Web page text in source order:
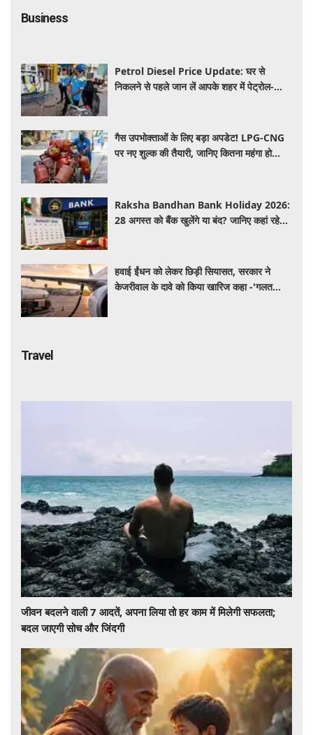
Business
Petrol Diesel Price Update: घर से
निकलने से पहले जान लें आपके शहर में पेट्रोल-
गैस उपभोक्ताओं के लिए बड़ा अपडेट! LPG-CNG
पर नए शुल्क की तैयारी, जानिए कितना महंगा हो
Raksha Bandhan Bank Holiday 2026:
28 अगस्त को बैंक खुलेंगे या बंद? जानिए कहां रहेगी
हवाई ईंधन को लेकर छिड़ी सियासत, सरकार ने
केजरीवाल के दावे को किया खारिज कहा -'गलत
Travel
जीवन बदलने वाली 7 आदतें, अपना लिया तो हर काम में मिलेगी सफलता;
बदल जाएगी सोच और जिंदगी